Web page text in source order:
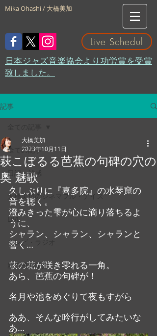
Mika Ohashi / 大橋美加
Live Schedul
​日本ジャズ音楽協会より功労賞を受賞
致しました。
記事
全ての記事
日記・雑感
大橋美加のシネマフル・デイズ
LIVE
テレビ・ラジオ
新作映画紹介
萩こぼるる芭蕉の句碑の穴の
奥 魅歌
大橋美加
2023年10月11日
久しぶりに『喜多院』の水琴窟の
音を聴く。
澄みきった雫が心に滴り落ちるよ
うに、
シャラン、シャラン、シャランと
響く…
萩の花が咲き零れる一角。
あら、芭蕉の句碑が！
名月や池をめぐりて夜もすがら
ああ、そんな吟行がしてみたいな
あ…